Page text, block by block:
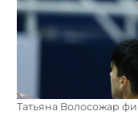
Татьяна Волосожар